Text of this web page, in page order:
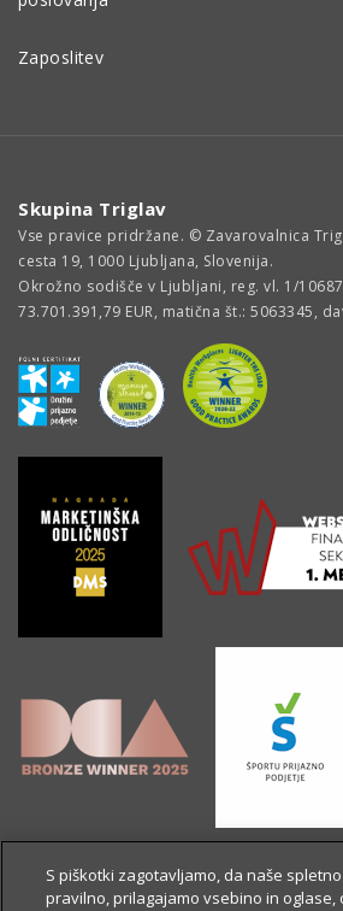
Zaposlitev
Skupina Triglav
Vse pravice pridržane. © Zavarovalnica
cesta 19, 1000 Ljubljana, Slovenija.
Okrožno sodišče v Ljubljani, reg. vl. 1/
73.701.391,79 EUR, matična št.: 5063345,
S piškotki zagotavljamo, da naše
pravilno, prilagajamo vsebino in oglase,